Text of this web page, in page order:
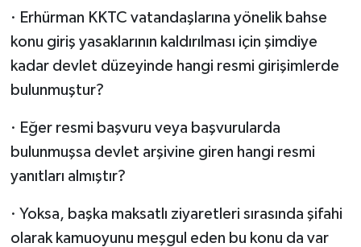
· Erhürman KKTC vatandaşlarına yönelik bahse
konu giriş yasaklarının kaldırılması için şimdiye
kadar devlet düzeyinde hangi resmi girişimlerde
bulunmuştur?
· Eğer resmi başvuru veya başvurularda
bulunmuşsa devlet arşivine giren hangi resmi
yanıtları almıştır?
· Yoksa, başka maksatlı ziyaretleri sırasında şifahi
olarak kamuoyunu meşgul eden bu konu da var